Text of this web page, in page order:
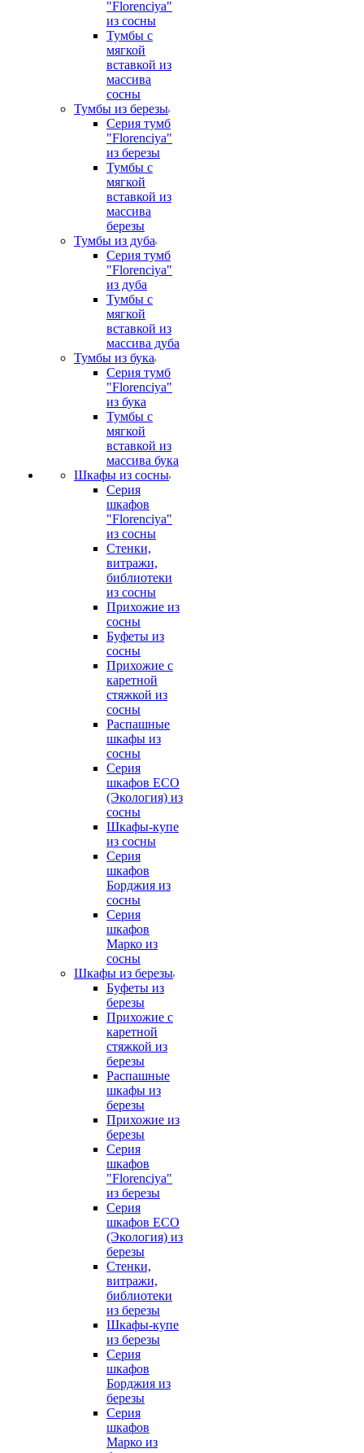
"Florenciya"
из сосны
Тумбы с
мягкой
вставкой из
массива
сосны
Тумбы из березы
Серия тумб
"Florenciya"
из березы
Тумбы с
мягкой
вставкой из
массива
березы
Тумбы из дуба
Серия тумб
"Florenciya"
из дуба
Тумбы с
мягкой
вставкой из
массива дуба
Тумбы из бука
Серия тумб
"Florenciya"
из бука
Тумбы с
мягкой
вставкой из
массива бука
Шкафы из сосны
Серия
шкафов
"Florenciya"
из сосны
Стенки,
витражи,
библиотеки
из сосны
Прихожие из
сосны
Буфеты из
сосны
Прихожие с
каретной
стяжкой из
сосны
Распашные
шкафы из
сосны
Серия
шкафов ECO
(Экология) из
сосны
Шкафы-купе
из сосны
Серия
шкафов
Борджия из
сосны
Серия
шкафов
Марко из
сосны
Шкафы из березы
Буфеты из
березы
Прихожие с
каретной
стяжкой из
березы
Распашные
шкафы из
березы
Прихожие из
березы
Серия
шкафов
"Florenciya"
из березы
Серия
шкафов ECO
(Экология) из
березы
Стенки,
витражи,
библиотеки
из березы
Шкафы-купе
из березы
Серия
шкафов
Борджия из
березы
Серия
шкафов
Марко из